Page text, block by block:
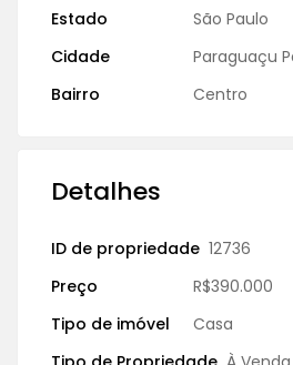
Estado
São Paulo
Cidade
Paraguaçu
Bairro
Centro
Detalhes
ID de propriedade 12736
Preço
R$390.000
Tipo de imóvel
Casa